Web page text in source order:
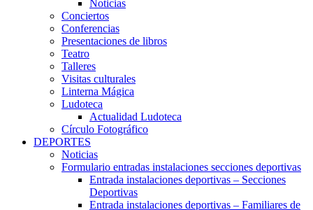
Noticias
Conciertos
Conferencias
Presentaciones de libros
Teatro
Talleres
Visitas culturales
Linterna Mágica
Ludoteca
Actualidad Ludoteca
Círculo Fotográfico
DEPORTES
Noticias
Formulario entradas instalaciones secciones deportivas
Entrada instalaciones deportivas – Secciones
Deportivas
Entrada instalaciones deportivas – Familiares de